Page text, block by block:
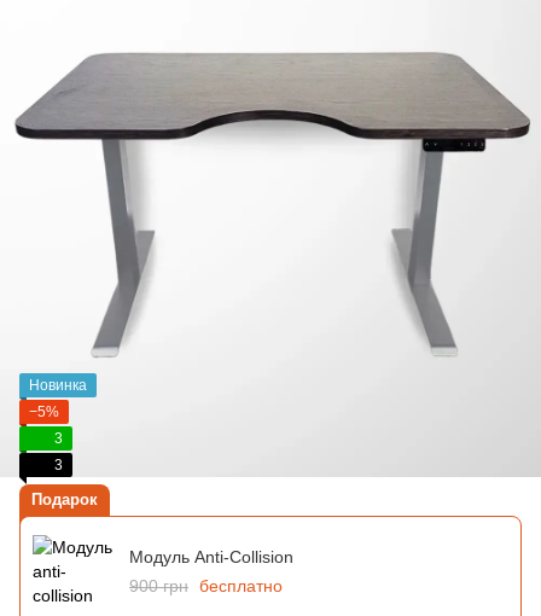
Новинка
−5%
3
3
Подарок
Модуль Anti-Collision
900 грн бесплатно